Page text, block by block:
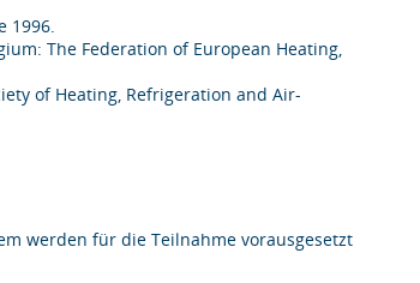
1996.
The Federation of European Heating,
of Heating, Refrigeration and Air-
werden für die Teilnahme vorausgesetzt